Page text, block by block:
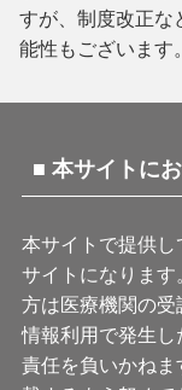
すが、制度改正な
能性もございます。
■ 本サイトに
本サイトで提供
サイトになりま
方は医療機関の
情報利用で発生
責任を負いかね